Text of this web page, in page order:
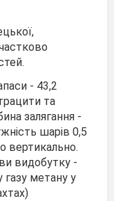
- 43,2
та
залягання -
шарів 0,5
вертикально.
видобутку -
газу метану у